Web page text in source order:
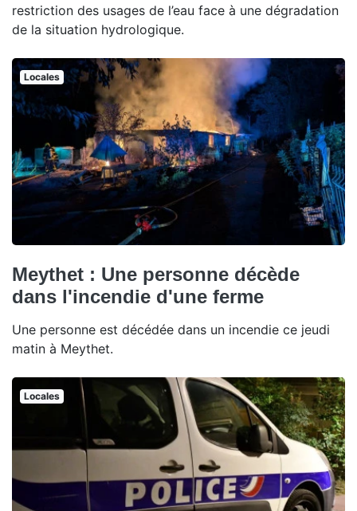
restriction des usages de l’eau face à une dégradation
de la situation hydrologique.
Locales
Meythet : Une personne décède
dans l'incendie d'une ferme
Une personne est décédée dans un incendie ce jeudi
matin à Meythet.
Locales